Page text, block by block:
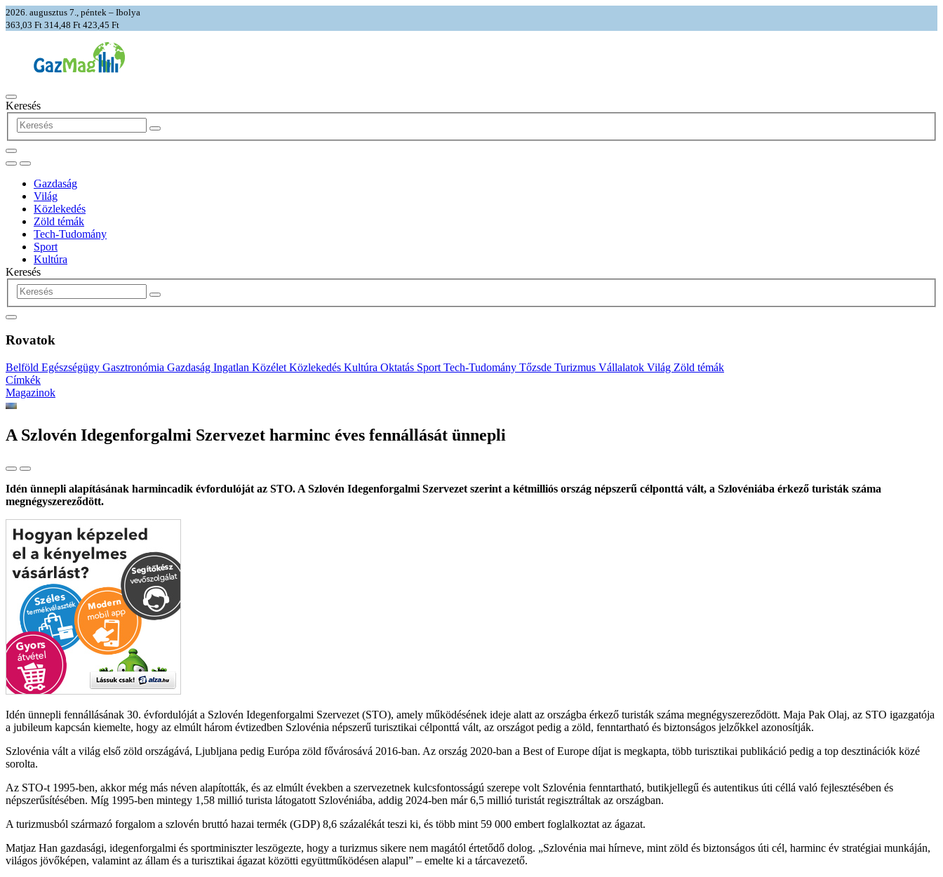
2026. augusztus 7., péntek – Ibolya
363,03 Ft 314,48 Ft 423,45 Ft
Keresés
Gazdaság
Világ
Közlekedés
Zöld témák
Tech-Tudomány
Sport
Kultúra
Keresés
Rovatok
Belföld Egészségügy Gasztronómia Gazdaság Ingatlan Közélet Közlekedés Kultúra Oktatás Sport Tech-Tudomány Tőzsde Turizmus Vállalatok Világ Zöld témák
Címkék
Magazinok
A Szlovén Idegenforgalmi Szervezet harminc éves fennállását ünnepli
Idén ünnepli alapításának harmincadik évfordulóját az STO. A Szlovén Idegenforgalmi Szervezet szerint a kétmilliós ország népszerű célponttá vált, a Szlovéniába érkező turisták száma
megnégyszereződött.
Idén ünnepli fennállásának 30. évfordulóját a Szlovén Idegenforgalmi Szervezet (STO), amely működésének ideje alatt az országba érkező turisták száma megnégyszereződött. Maja Pak Olaj, az STO igazgatója
a jubileum kapcsán kiemelte, hogy az elmúlt három évtizedben Szlovénia népszerű turisztikai célponttá vált, az országot pedig a zöld, fenntartható és biztonságos jelzőkkel azonosítják.
Szlovénia vált a világ első zöld országává, Ljubljana pedig Európa zöld fővárosává 2016-ban. Az ország 2020-ban a Best of Europe díjat is megkapta, több turisztikai publikáció pedig a top desztinációk közé
sorolta.
Az STO-t 1995-ben, akkor még más néven alapították, és az elmúlt években a szervezetnek kulcsfontosságú szerepe volt Szlovénia fenntartható, butikjellegű és autentikus úti céllá való fejlesztésében és
népszerűsítésében. Míg 1995-ben mintegy 1,58 millió turista látogatott Szlovéniába, addig 2024-ben már 6,5 millió turistát regisztráltak az országban.
A turizmusból származó forgalom a szlovén bruttó hazai termék (GDP) 8,6 százalékát teszi ki, és több mint 59 000 embert foglalkoztat az ágazat.
Matjaz Han gazdasági, idegenforgalmi és sportminiszter leszögezte, hogy a turizmus sikere nem magától értetődő dolog.
Szlovénia mai hírneve, mint zöld és biztonságos úti cél, harminc év stratégiai munkáján,
világos jövőképen, valamint az állam és a turisztikai ágazat közötti együttműködésen alapul
– emelte ki a tárcavezető.